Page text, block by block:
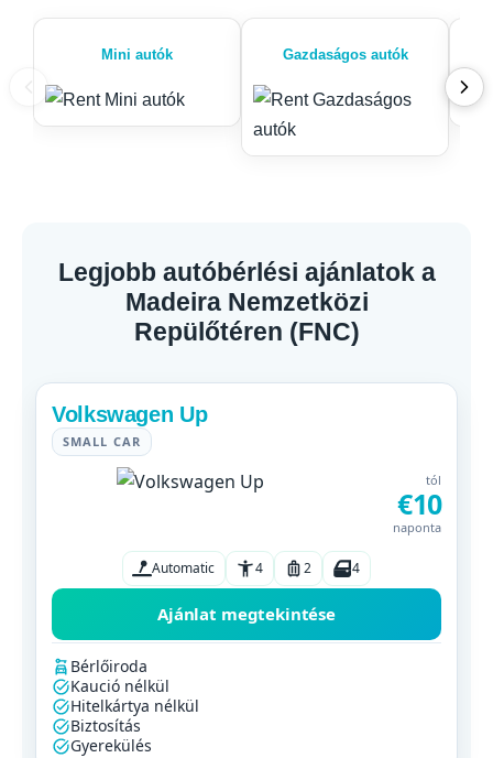
Mini autók Gazdaságos autók
Legjobb autóbérlési ajánlatok a
Madeira Nemzetközi
Repülőtéren (FNC)
Volkswagen Up
SMALL CAR
tól
€10
naponta
Automatic 4 2 4
Ajánlat megtekintése
Bérlőiroda
Kaució nélkül
Hitelkártya nélkül
Biztosítás
Gyerekülés